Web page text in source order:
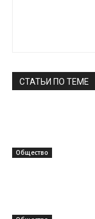
СТАТЬИ ПО ТЕМЕ
Общество